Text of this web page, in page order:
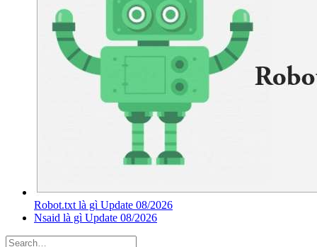
Robot.txt là gì Update 08/2026
Nsaid là gì Update 08/2026